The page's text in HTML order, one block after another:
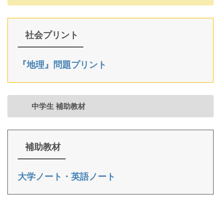
社会プリント
『地理』問題プリント
中学生 補助教材
補助教材
大学ノート・英語ノート